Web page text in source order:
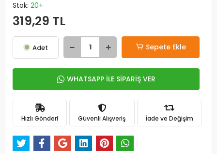
Stok: 20+
319,29 TL
Adet Sepete Ekle
WHATSAPP İLE SİPARİŞ VER
Hızlı Gönderi Güvenli Alışveriş İade ve Değişim